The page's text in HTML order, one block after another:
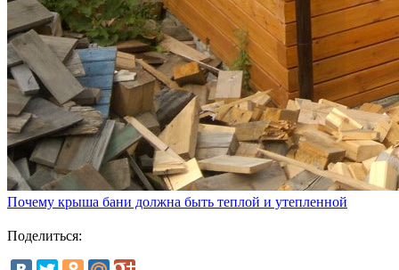
Почему крыша бани должна быть теплой и утепленной
Поделиться: